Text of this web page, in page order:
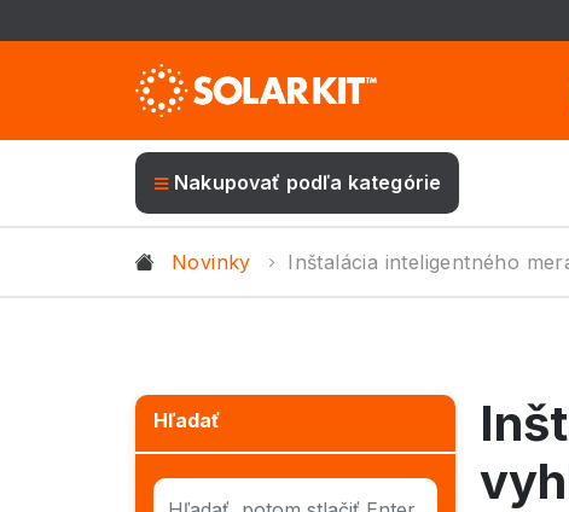
Nakupovať podľa kategórie
Novinky Inštalácia inteligentného
Hľadať